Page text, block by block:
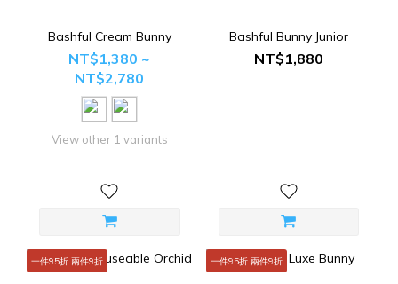
Bashful Cream Bunny
NT$1,380 ~
NT$2,780
View other 1 variants
Bashful Bunny Junior
NT$1,880
一件95折 兩件9折 一件95折 兩件9折